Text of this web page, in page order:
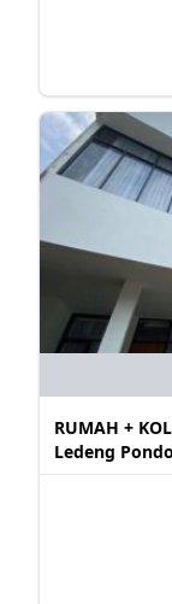
RUMAH +
Ledeng